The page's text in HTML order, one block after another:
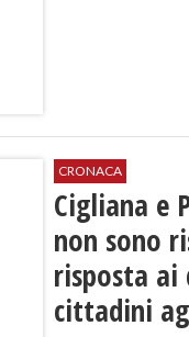
CRONACA
Cigliana e
non sono
risposta
cittadini